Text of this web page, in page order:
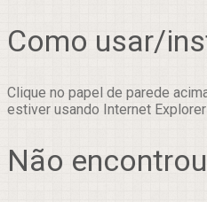
Como usar/
Clique no papel de parede
estiver usando Internet
Não